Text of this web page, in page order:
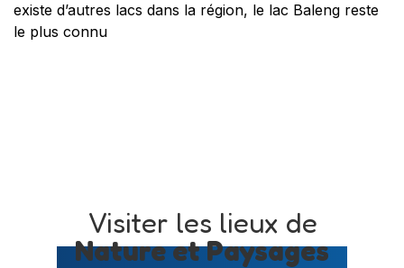
existe d’autres lacs dans la région, le lac Baleng reste
le plus connu
Visiter les lieux de
Nature et Paysages